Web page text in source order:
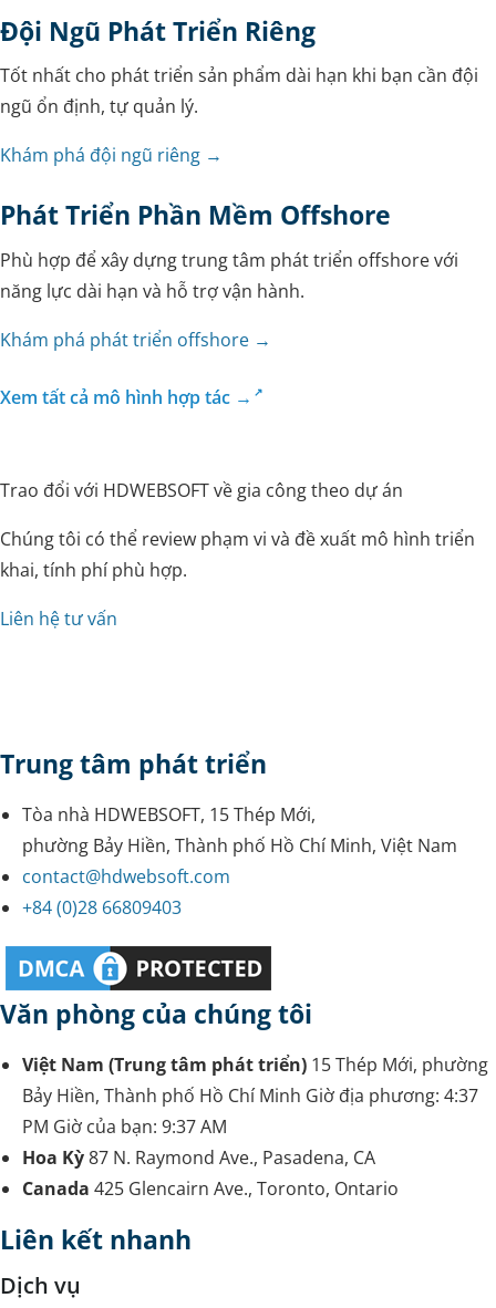
Đội Ngũ Phát Triển Riêng
Tốt nhất cho phát triển sản phẩm dài hạn khi bạn cần đội
ngũ ổn định, tự quản lý.
Khám phá đội ngũ riêng →
Phát Triển Phần Mềm Offshore
Phù hợp để xây dựng trung tâm phát triển offshore với
năng lực dài hạn và hỗ trợ vận hành.
Khám phá phát triển offshore →
Xem tất cả mô hình hợp tác →
Trao đổi với HDWEBSOFT về gia công theo dự án
Chúng tôi có thể review phạm vi và đề xuất mô hình triển
khai, tính phí phù hợp.
Liên hệ tư vấn
Trung tâm phát triển
Tòa nhà HDWEBSOFT, 15 Thép Mới,
phường Bảy Hiền, Thành phố Hồ Chí Minh, Việt Nam
contact@hdwebsoft.com
+84 (0)28 66809403
Văn phòng của chúng tôi
Việt Nam (Trung tâm phát triển) 15 Thép Mới, phường
Bảy Hiền, Thành phố Hồ Chí Minh Giờ địa phương: 4:37
PM Giờ của bạn: 9:37 AM
Hoa Kỳ87 N. Raymond Ave., Pasadena, CA
Canada 425 Glencairn Ave., Toronto, Ontario
Liên kết nhanh
Dịch vụ